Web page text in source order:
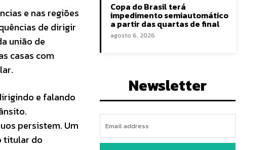
e nas regiões
de dirigir
união de
casas com
e falando
persistem. Um
titular do
Copa do Brasil terá
impedimento semiautomático
a partir das quartas de final
agosto 6, 2026
Newsletter